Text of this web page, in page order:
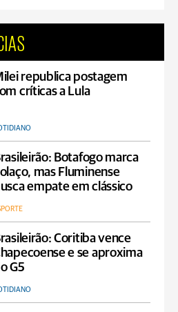
republica postagem
críticas a Lula
Botafogo marca
mas Fluminense
empate em clássico
Coritiba vence
e se aproxima
G5